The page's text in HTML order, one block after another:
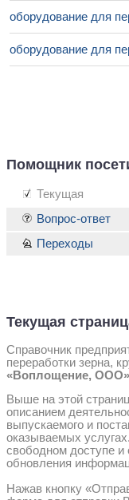
оборудование для
оборудование для
Помощник
Текущая
Текущая
Справочник
переработки зерна,
«Воплощение, ООО»
Выше на этой
описанием
выпускаемого и
оказываемых
свободном доступе
обновления
Нажав кнопку
Вопрос-ответ
Переходы